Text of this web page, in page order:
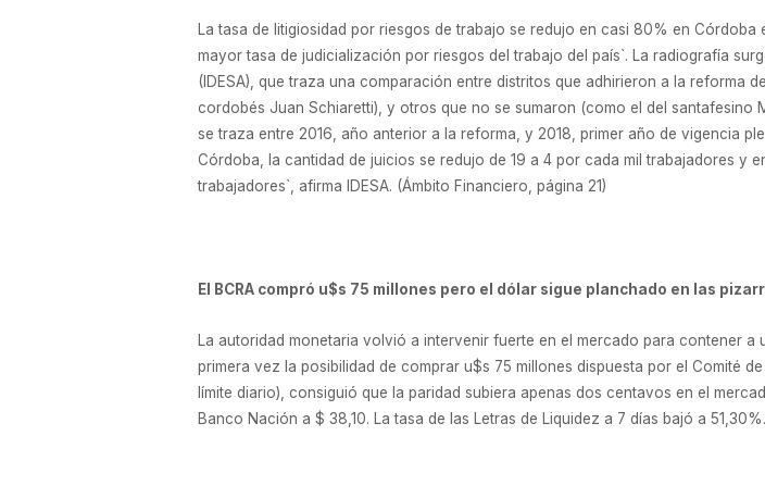
La tasa de litigiosidad por riesgos de trabajo se redujo en casi 80% en
mayor tasa de judicialización por riesgos del trabajo del país`. La radiografía
(IDESA), que traza una comparación entre distritos que adhirieron a la reforma
cordobés Juan Schiaretti), y otros que no se sumaron (como el del santafesino
se traza entre 2016, año anterior a la reforma, y 2018, primer año de vigencia
Córdoba, la cantidad de juicios se redujo de 19 a 4 por cada mil trabajadores y
trabajadores`, afirma IDESA. (Ámbito Financiero, página 21)
El BCRA compró u$s 75 millones pero el dólar sigue planchado en las
La autoridad monetaria volvió a intervenir fuerte en el mercado para contener
primera vez la posibilidad de comprar u$s 75 millones dispuesta por el Comité
límite diario), consiguió que la paridad subiera apenas dos centavos en el
Banco Nación a $ 38,10. La tasa de las Letras de Liquidez a 7 días bajó a